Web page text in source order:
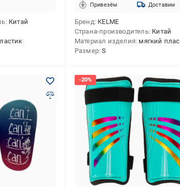
Китай
Привезём Доставим
Бренд KELME
Страна-производитель Китай
Материал изделия мягкий
Размер S